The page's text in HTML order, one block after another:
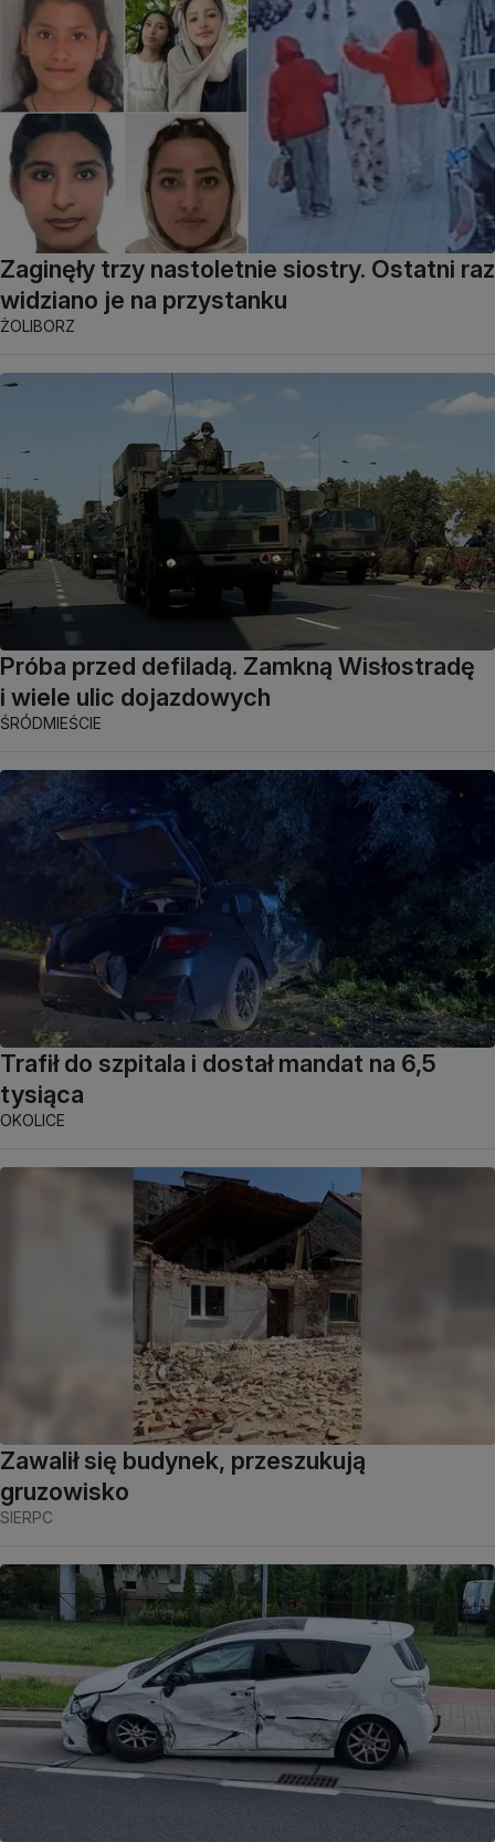
Zaginęły trzy nastoletnie siostry. Ostatni raz
widziano je na przystanku
ŻOLIBORZ
Próba przed defiladą. Zamkną Wisłostradę
i wiele ulic dojazdowych
ŚRÓDMIEŚCIE
Trafił do szpitala i dostał mandat na 6,5
tysiąca
OKOLICE
Zawalił się budynek, przeszukują
gruzowisko
SIERPC